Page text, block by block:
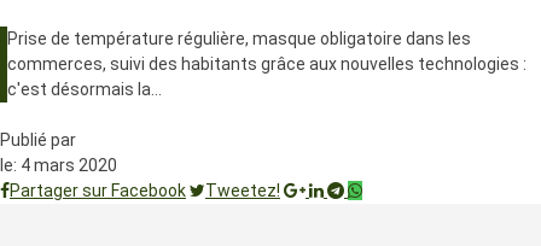
Prise de température régulière, masque obligatoire dans les
commerces, suivi des habitants grâce aux nouvelles technologies :
c'est désormais la…
Publié par
le: 4 mars 2020
Partager sur Facebook
Tweetez!